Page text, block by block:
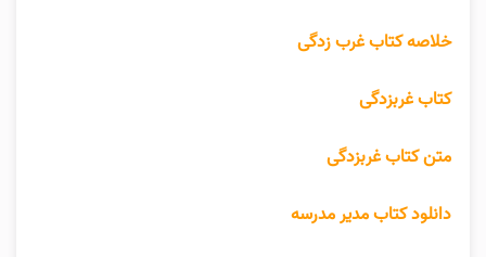
خلاصه کتاب غرب زدگی
کتاب غربزدگی
متن کتاب غربزدگی
دانلود کتاب مدیر مدرسه